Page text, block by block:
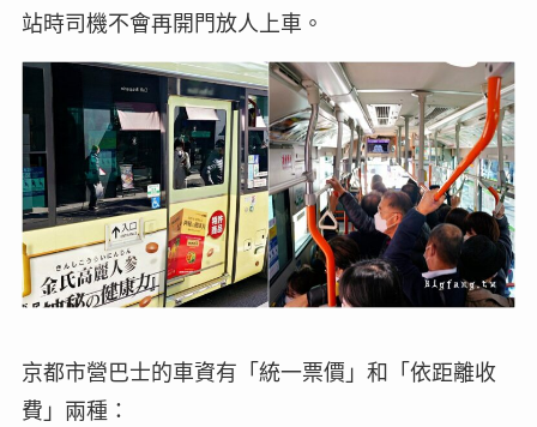
站時司機不會再開門放人上車。
京都市營巴士的車資有「統一票價」和「依距離收
費」兩種：